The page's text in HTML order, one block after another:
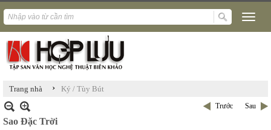
Trang nhà › Ký / Tùy Bút
Trước Sau
Sao Đặc Trời